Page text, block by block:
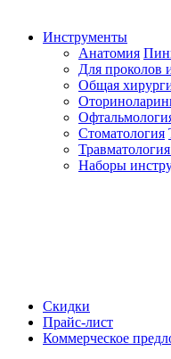
Инструменты
Анатомия
Для проколов
Общая
Стоматология
Наборы
Скидки
Прайс-лист
Коммерческое